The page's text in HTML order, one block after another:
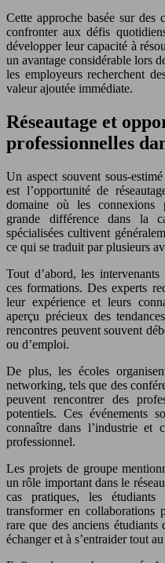
Cette approche basée sur des
confronter aux défis
développer leur capacité à
un avantage considérable lors
les employeurs recherchent
valeur ajoutée immédiate.
Réseautage et
professionnelles
Un aspect souvent sous-
est l’opportunité de
domaine où les connexions
grande différence dans la
spécialisées cultivent
ce qui se traduit par plusieurs
Tout d’abord, les
ces formations. Des experts
leur expérience et leurs
aperçu précieux des
rencontres peuvent souvent
ou d’emploi.
De plus, les écoles
networking, tels que des
peuvent rencontrer des
potentiels. Ces événements
connaître dans l’industrie et
professionnel.
Les projets de groupe
un rôle important dans le
cas pratiques, les
transformer en collaborations
rare que des anciens
échanger et à s’entraider tout